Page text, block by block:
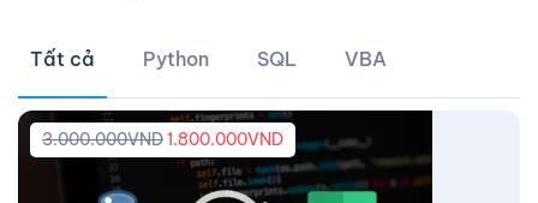
Tất cả Python SQL VBA
3.000.000VND1.800.000VND